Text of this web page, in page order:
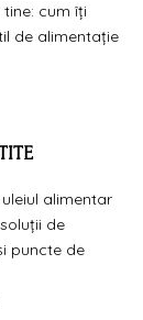
cum îți
de alimentație
alimentar
de
puncte de